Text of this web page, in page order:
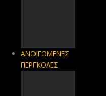
ΑΝΟΙΓΟΜΕΝΕΣ
ΠΕΡΓΚΟΛΕΣ